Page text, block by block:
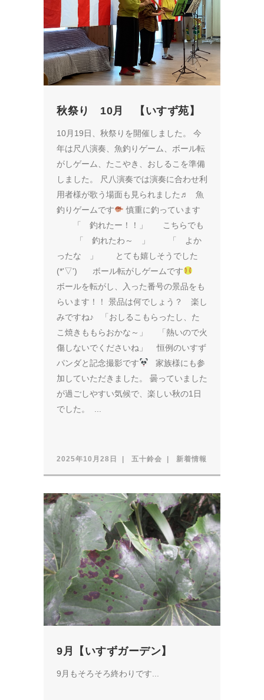
秋祭り 10月 【いすず苑】
10月19日、秋祭りを開催しました。 今
年は尺八演奏、魚釣りゲーム、ボール転
がしゲーム、たこやき、おしるこを準備
しました。 尺八演奏では演奏に合わせ利
用者様が歌う場面も見られました♬ 魚
釣りゲームです
慎重に釣っています
「 釣れたー！！」 こちらでも
「 釣れたわ～ 」 「 よか
ったな 」 とても嬉しそうでした
(*'▽') ボール転がしゲームです
ボールを転がし、入った番号の景品をも
らいます！！ 景品は何でしょう？ 楽し
みですね♪ 「おしるこもらったし、た
こ焼きももらおかな～」 「熱いので火
傷しないでくださいね」 恒例のいすず
パンダと記念撮影です
家族様にも参
加していただきました。 曇っていました
が過ごしやすい気候で、楽しい秋の1日
でした。 ...
2025年10月28日 五十鈴会 新着情報
9月【いすずガーデン】
9月もそろそろ終わりです...